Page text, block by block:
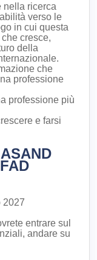
nella ricerca
verso le
in cui questa
cresce,
della
che
professione
professione più
e farsi
2027
entrare sul
andare su